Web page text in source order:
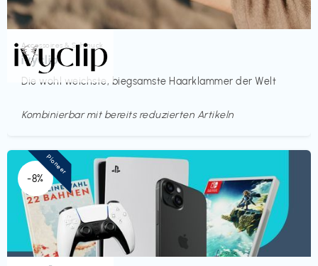
Accessoires & Schmuck
ivyclip
Die wohl weichste, biegsamste Haarklammer der Welt
€€‎
Kombinierbar mit bereits reduzierten Artikeln
-8%
Pioneer